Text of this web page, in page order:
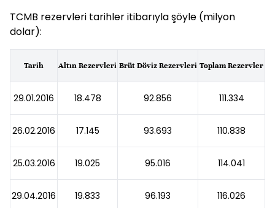
TCMB rezervleri tarihler itibarıyla şöyle (milyon
dolar):
Tarih Altın Rezervleri Brüt Döviz Rezervleri Toplam Rezervler
29.01.2016 18.478 92.856 111.334
26.02.2016 17.145 93.693 110.838
25.03.2016 19.025 95.016 114.041
29.04.2016 19.833 96.193 116.026